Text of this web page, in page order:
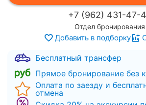
+7 (962) 431-47-
Отдел бронирования
Добавить в подборку
Бесплатный трансфер
Прямое бронирование без
Оплата по заезду и
отмена